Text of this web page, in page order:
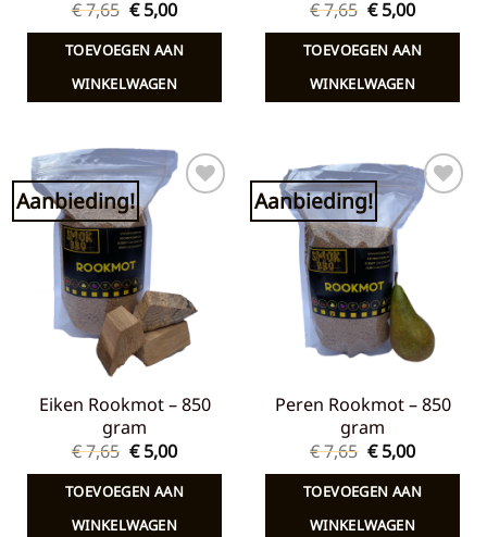
€7,65 Oorspronkelijke
prijs
was:
€ 7,65.
€5,00Huidige
is:
€ 5,00.
TOEVOEGEN AAN
WINKELWAGEN
€7,65
prijs
was:
€ 7,65.
€5,00Huidige
is:
€ 5,00.
TOEVOEGEN AAN
WINKELWAGEN
Aanbieding! Toevoegen
verlanglijst
Eiken Rookmot – 850
gram
€7,65 Oorspronkelijke
prijs
was:
€ 7,65.
€5,00Huidige
prijs
is:
€ 5,00.
TOEVOEGEN AAN
WINKELWAGEN
Aanbieding!
Toevoegen
verlanglijst
Peren Rookmot – 850
gram
€7,65
prijs
was:
€ 7,65.
€5,00Huidige
prijs
is:
€ 5,00.
TOEVOEGEN AAN
WINKELWAGEN